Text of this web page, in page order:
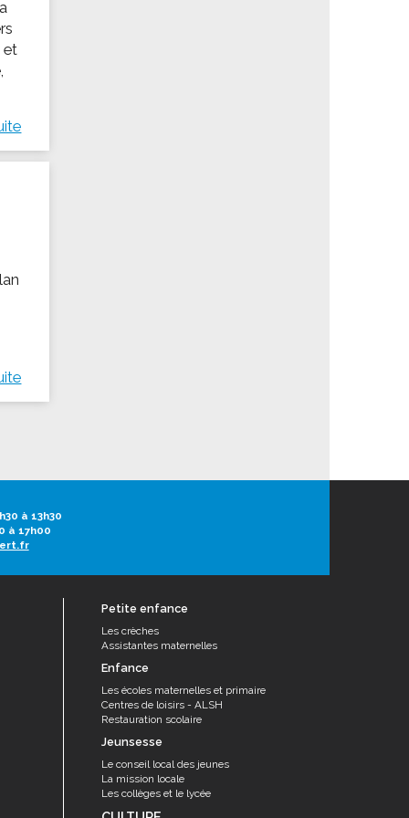
et
à 13h30
à 17h00
Petite enfance
Les crèches
Assistantes maternelles
Enfance
Les écoles maternelles et primaire
Centres de loisirs - ALSH
Restauration scolaire
Jeunsesse
Le conseil local des jeunes
La mission locale
Les collèges et le lycée